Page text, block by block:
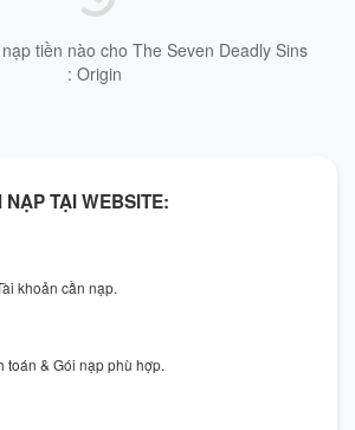
tiền nào cho The Seven Deadly Sins
: Origin
TẠI WEBSITE:
khoản cần nạp.
toán & Gói nạp phù hợp.